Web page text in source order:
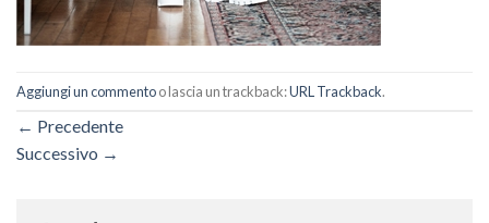
Aggiungi un commentoo lascia un trackback:URL Trackback.
← Precedente
Successivo →